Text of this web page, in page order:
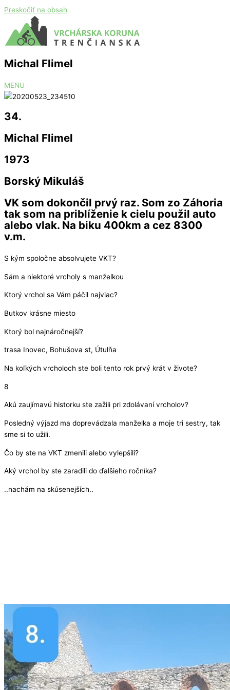
Preskočiť na obsah
Michal Flimel
MENU
34.
Michal Flimel
1973
Borský Mikuláš
VK som dokončil prvý raz. Som zo Záhoria
tak som na priblíženie k cielu použil auto
alebo vlak. Na biku 400km a cez 8300
v.m.
S kým spoločne absolvujete VKT?
Sám a niektoré vrcholy s manželkou
Ktorý vrchol sa Vám páčil najviac?
Butkov krásne miesto
Ktorý bol najnáročnejší?
trasa Inovec, Bohušova st, Útulňa
Na koľkých vrcholoch ste boli tento rok prvý krát v živote?
8
Akú zaujímavú historku ste zažili pri zdolávaní vrcholov?
Posledný výjazd ma doprevádzala manželka a moje tri sestry, tak
sme si to užili.
Čo by ste na VKT zmenili alebo vylepšili?
Aký vrchol by ste zaradili do ďalšieho ročníka?
..nachám na skúsenejších..